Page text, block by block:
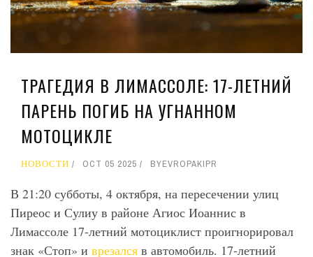
ТРАГЕДИЯ В ЛИМАССОЛЕ: 17-ЛЕТНИЙ
ПАРЕНЬ ПОГИБ НА УГНАННОМ
МОТОЦИКЛЕ
НОВОСТИ OCT 05 2025 BYEVROPAKIPR
В 21:20 субботы, 4 октября, на пересечении улиц
Пиреос и Сулиу в районе Агиос Иоаннис в
Лимассоле 17-летний мотоциклист проигнорировал
знак «Стоп» и врезался в автомобиль. 17-летний